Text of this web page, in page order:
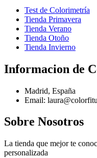
Test de Colorimetría
Tienda Primavera
Tienda Verano
Tienda Otoño
Tienda Invierno
Informacion de
Madrid, España
Email:
Sobre Nosotros
La tienda que mejor te
personalizada